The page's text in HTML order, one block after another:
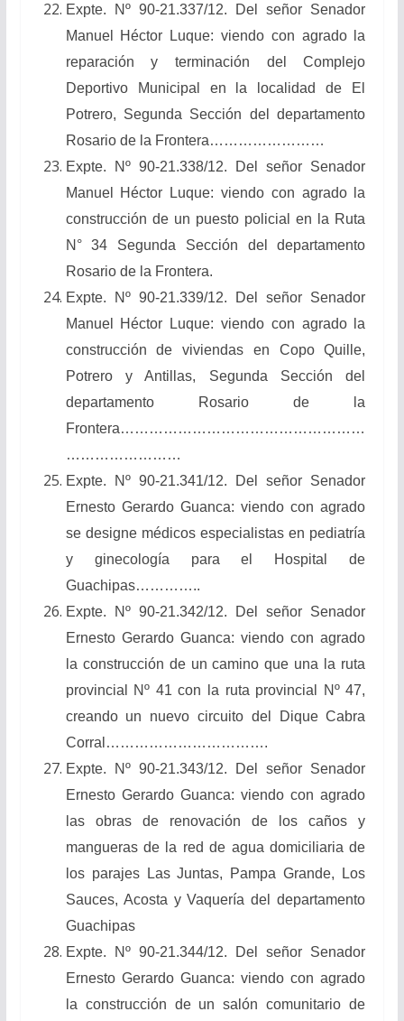
Expte. Nº 90-21.337/12. Del señor Senador
Manuel Héctor Luque: viendo con agrado la
reparación y terminación del Complejo
Deportivo Municipal en la localidad de El
Potrero, Segunda Sección del departamento
Rosario de la Frontera……………………
Expte. Nº 90-21.338/12. Del señor Senador
Manuel Héctor Luque: viendo con agrado la
construcción de un puesto policial en la Ruta
N° 34 Segunda Sección del departamento
Rosario de la Frontera.
Expte. Nº 90-21.339/12. Del señor Senador
Manuel Héctor Luque: viendo con agrado la
construcción de viviendas en Copo Quille,
Potrero y Antillas, Segunda Sección del
departamento Rosario de la
Frontera……………………………………………
……………………
Expte. Nº 90-21.341/12. Del señor Senador
Ernesto Gerardo Guanca: viendo con agrado
se designe médicos especialistas en pediatría
y ginecología para el Hospital de
Guachipas…………..
Expte. Nº 90-21.342/12. Del señor Senador
Ernesto Gerardo Guanca: viendo con agrado
la construcción de un camino que una la ruta
provincial Nº 41 con la ruta provincial Nº 47,
creando un nuevo circuito del Dique Cabra
Corral…………………………….
Expte. Nº 90-21.343/12. Del señor Senador
Ernesto Gerardo Guanca: viendo con agrado
las obras de renovación de los caños y
mangueras de la red de agua domiciliaria de
los parajes Las Juntas, Pampa Grande, Los
Sauces, Acosta y Vaquería del departamento
Guachipas
Expte. Nº 90-21.344/12. Del señor Senador
Ernesto Gerardo Guanca: viendo con agrado
la construcción de un salón comunitario de